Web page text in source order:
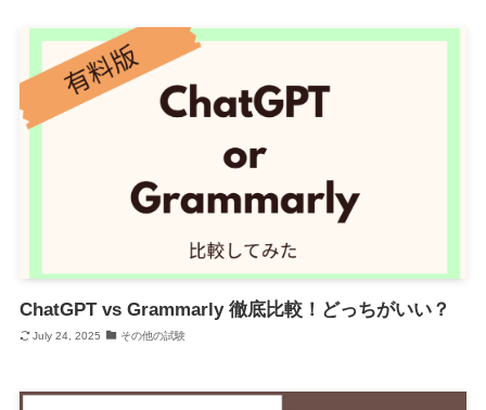
ChatGPT vs Grammarly 徹底比較！どっちがいい？
July 24, 2025 その他の試験